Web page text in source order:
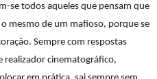
se todos aqueles que pensam que
mesmo de um mafioso, porque se
Sempre com respostas
realizador cinematográfico,